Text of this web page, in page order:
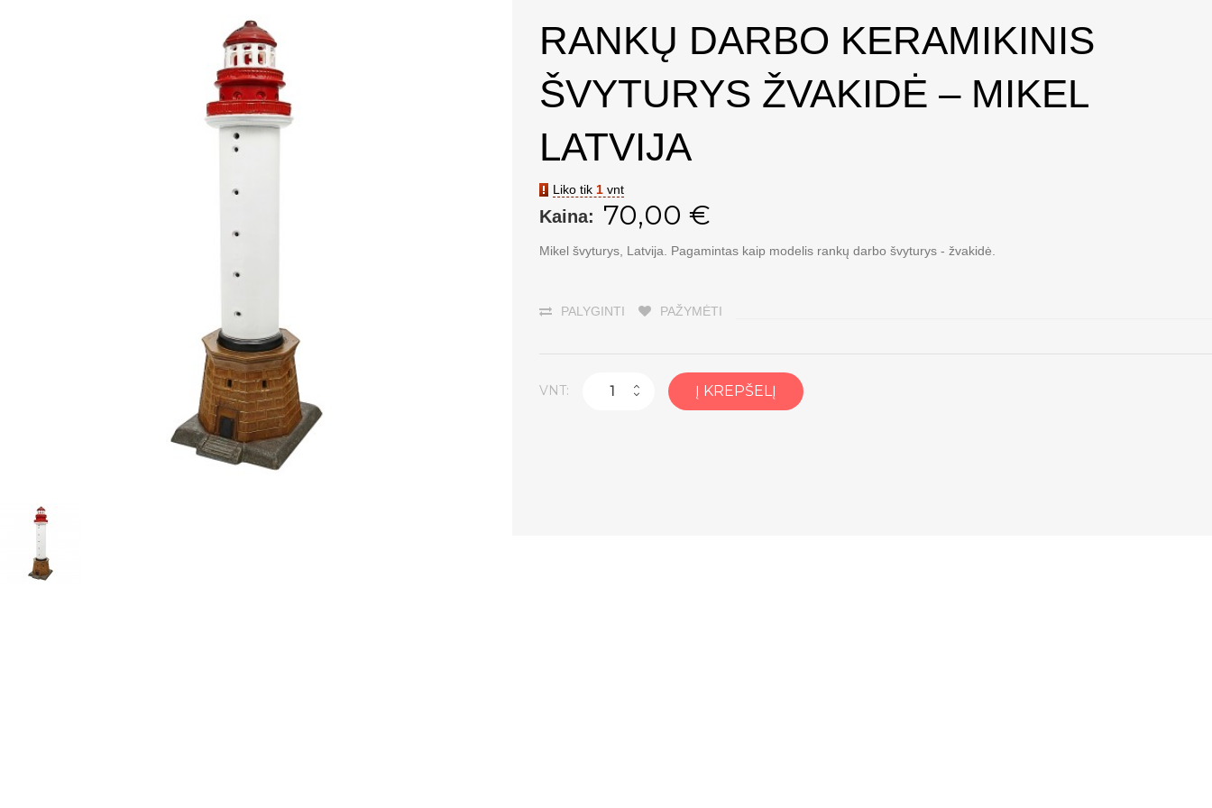
RANKŲ DARBO KERAMIKINIS
ŠVYTURYS ŽVAKIDĖ – MIKEL
LATVIJA
Liko tik 1 vnt
Kaina: 70,00 €
Mikel švyturys, Latvija. Pagamintas kaip modelis rankų darbo švyturys - žvakidė.
PALYGINTI PAŽYMĖTI
VNT: Į KREPŠELĮ